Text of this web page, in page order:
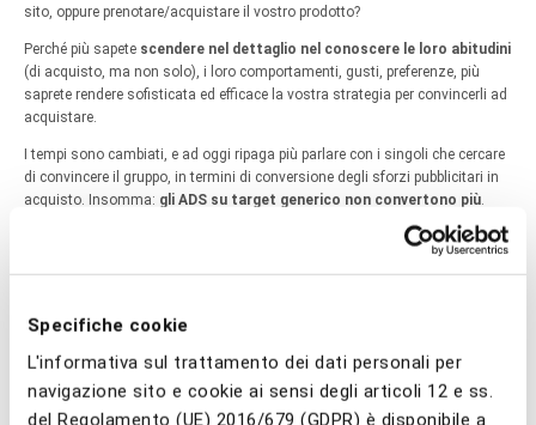
Specifiche cookie
L'informativa sul trattamento dei dati personali per
navigazione sito e cookie ai sensi degli articoli 12 e ss.
del Regolamento (UE) 2016/679 (GDPR) è disponibile a
sito, oppure prenotare/acquistare il vostro prodotto?
Perché più sapete scendere nel dettaglio nel conoscere le loro abitudini
(di acquisto, ma non solo), i loro comportamenti, gusti, preferenze, più
saprete rendere sofisticata ed efficace la vostra strategia per convincerli ad
acquistare.
I tempi sono cambiati, e ad oggi ripaga più parlare con i singoli che cercare
di convincere il gruppo, in termini di conversione degli sforzi pubblicitari in
acquisto. Insomma: gli ADS su target generico non convertono più.
Non serve più a molto mostrare un annuncio nella speranza che ci passi
davanti per caso un potenziale consumatore e decida di comprare. Ci sono
quello che applica il prezzo minore) e non si accontenta di un prodotto
qualunque, lo vuole personalizzato secondo le proprie esigenze.
Ci sono talmente tante variabili a influenzare la scelta d’acquisto
non si può più lasciare nulla al caso. Quindi, serve conoscere nel dettaglio
le nostre (vostre) Buyer Personas. E quando sono state profilate, tenerle